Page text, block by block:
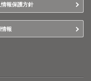
情報保護方針
報